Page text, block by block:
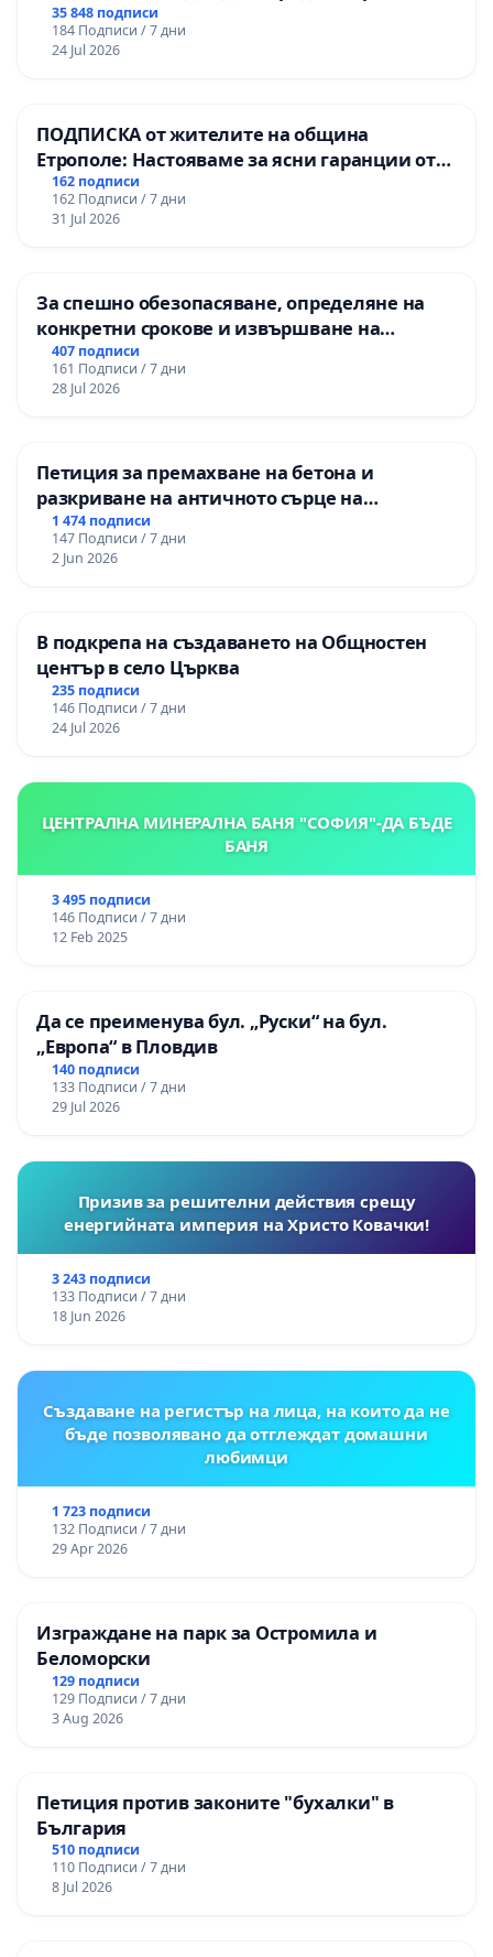
правата ни в тъмното
35 848 подписи
184 Подписи / 7 дни
24 Jul 2026
ПОДПИСКА от жителите на община
Етрополе: Настояваме за ясни гаранции от
“Елаците-МЕД” АД и от държавата, че ще се
изпълнят всички екологични норми!
162 подписи
162 Подписи / 7 дни
31 Jul 2026
За спешно обезопасяване, определяне на
конкретни срокове и извършване на
цялостна рехабилитация на
републиканския път между пътен възел АМ
„Тракия“ - гр. Ихтиман - с. Мирово - к.к.
407 подписи
161 Подписи / 7 дни
28 Jul 2026
Петиция за премахване на бетона и
разкриване на античното сърце на
Могиланската могила във Враца
1 474 подписи
147 Подписи / 7 дни
2 Jun 2026
В подкрепа на създаването на Общностен
център в село Църква
235 подписи
146 Подписи / 7 дни
24 Jul 2026
ЦЕНТРАЛНА МИНЕРАЛНА БАНЯ "СОФИЯ"-ДА БЪДЕ
БАНЯ
3 495 подписи
146 Подписи / 7 дни
12 Feb 2025
Да се преименува бул. „Руски“ на бул.
„Европа“ в Пловдив
140 подписи
133 Подписи / 7 дни
29 Jul 2026
Призив за решителни действия срещу
енергийната империя на Христо Ковачки!
3 243 подписи
133 Подписи / 7 дни
18 Jun 2026
Създаване на регистър на лица, на които да не
бъде позволявано да отглеждат домашни
любимци
1 723 подписи
132 Подписи / 7 дни
29 Apr 2026
Изграждане на парк за Остромила и
Беломорски
129 подписи
129 Подписи / 7 дни
3 Aug 2026
Петиция против законите "бухалки" в
България
510 подписи
110 Подписи / 7 дни
8 Jul 2026